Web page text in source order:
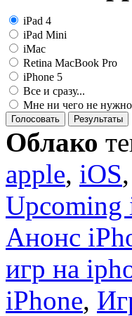
iPad 4
iPad Mini
iMac
Retina MacBook Pro
iPhone 5
Все и сразу...
Мне ни чего не
Голосовать Результаты
Облако
apple, iOS,
Upcoming
Анонс
игр на
iPhone,